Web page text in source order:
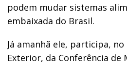
podem mudar sistemas
embaixada do Brasil.
Já amanhã ele, participa,
Exterior, da Conferência de